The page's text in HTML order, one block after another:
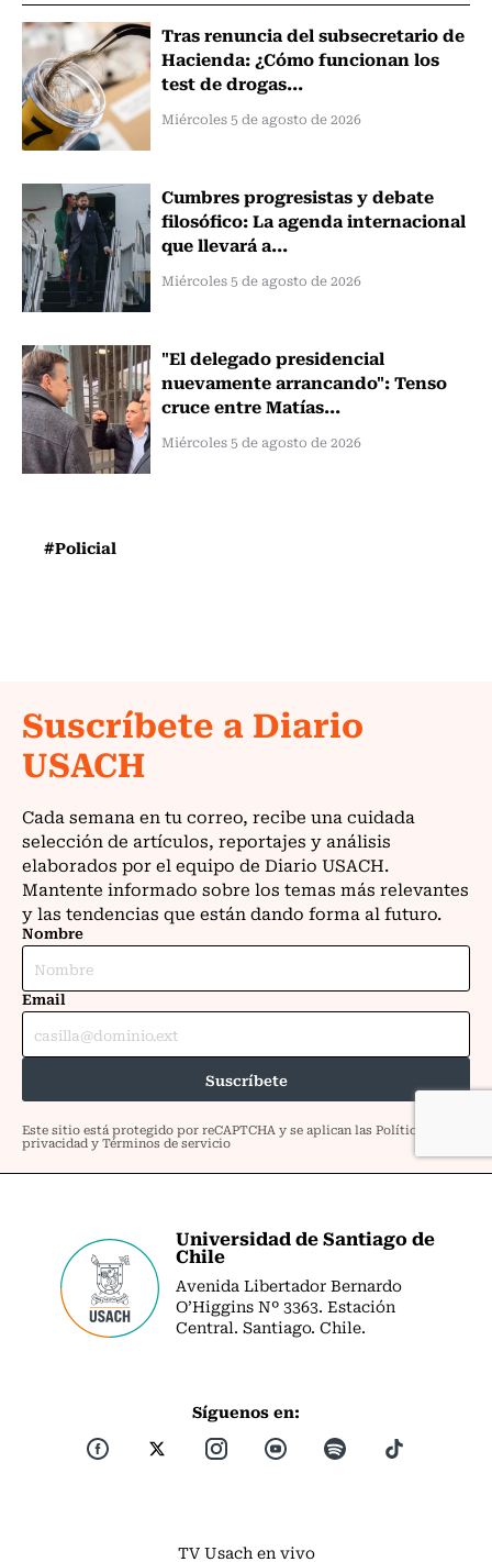
Tras renuncia del subsecretario de
Hacienda: ¿Cómo funcionan los
test de drogas...
Miércoles 5 de agosto de 2026
Cumbres progresistas y debate
filosófico: La agenda internacional
que llevará a...
Miércoles 5 de agosto de 2026
"El delegado presidencial
nuevamente arrancando": Tenso
cruce entre Matías...
Miércoles 5 de agosto de 2026
#Policial
Universidad de Santiago de
Chile
Avenida Libertador Bernardo
O’Higgins Nº 3363. Estación
Central. Santiago. Chile.
Síguenos en:
TV Usach en vivo